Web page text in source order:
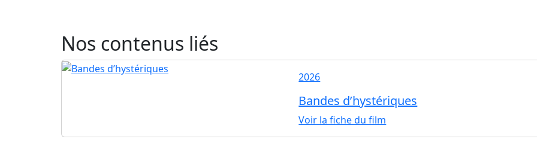
Nos contenus liés
2026
Bandes d’hystériques
Voir la fiche du film